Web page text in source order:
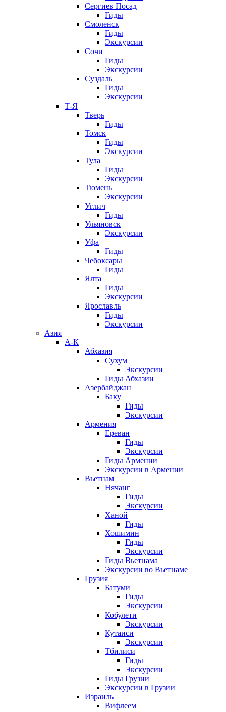
Сергиев Посад
Гиды
Смоленск
Гиды
Экскурсии
Сочи
Гиды
Экскурсии
Суздаль
Гиды
Экскурсии
Т-Я
Тверь
Гиды
Томск
Гиды
Экскурсии
Тула
Гиды
Экскурсии
Тюмень
Экскурсии
Углич
Гиды
Ульяновск
Экскурсии
Уфа
Гиды
Чебоксары
Гиды
Ялта
Гиды
Экскурсии
Ярославль
Гиды
Экскурсии
Азия
А-К
Абхазия
Сухум
Экскурсии
Гиды Абхазии
Азербайджан
Баку
Гиды
Экскурсии
Армения
Ереван
Гиды
Экскурсии
Гиды Армении
Экскурсии в Армении
Вьетнам
Нячанг
Гиды
Экскурсии
Ханой
Гиды
Хошимин
Гиды
Экскурсии
Гиды Вьетнама
Экскурсии во Вьетнаме
Грузия
Батуми
Гиды
Экскурсии
Кобулети
Экскурсии
Кутаиси
Экскурсии
Тбилиси
Гиды
Экскурсии
Гиды Грузии
Экскурсии в Грузии
Израиль
Вифлеем